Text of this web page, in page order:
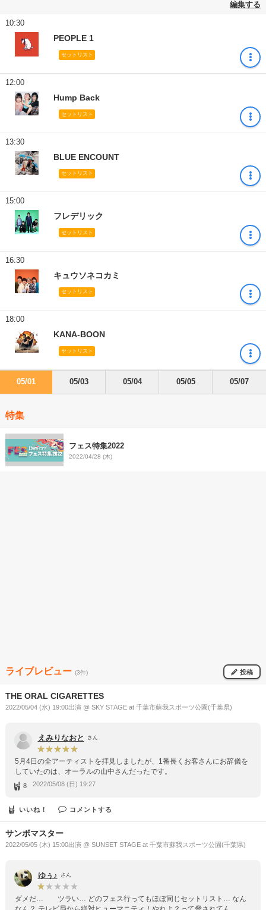
編集する
10:30
PEOPLE 1
セットリスト
12:00
Hump Back
セットリスト
13:30
BLUE ENCOUNT
セットリスト
15:00
フレデリック
セットリスト
16:30
キュウソネコカミ
セットリスト
18:00
KANA-BOON
セットリスト
05/01 05/03 05/04 05/05 05/07
特集
フェス特集2022
2022/04/28 (木)
ライブレビュー (3件) 投稿
THE ORAL CIGARETTES
2022/05/04 (水) 19:00出演 @ SKY STAGE at 千葉市蘇我スポーツ公園(千葉県)
えみりなおと さん
5月4日の全アーティストを拝見しましたが、1番長くお客さんにお辞儀を
していたのは、オーラルの山中さんだったです。
8 2022/05/08 (日) 19:27
いいね！ コメントする
サンボマスター
2022/05/05 (木) 15:00出演 @ SUNSET STAGE at 千葉市蘇我スポーツ公園(千葉県)
ゆぅ♪ さん
ダメだ… ツラい… どのフェス行ってもほぼ同じセットリスト… なん